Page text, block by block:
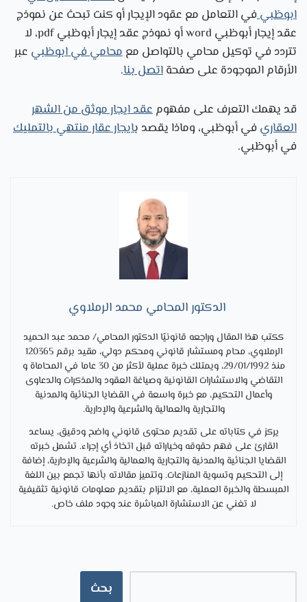
ابوظبيفي التعامل مع عقود الإيجار أو كنت تبحث عن نموذج
عقد إيجار أبوظبي word أو نموذج عقد إيجار أبوظبي pdf، لا
تتردد في توكيل محامي بالتواصل معمحامي في ابوظبي عبر
الأرقام الموجودة على صفحةاتصل بنا.
قد يهمك التعرف على مفهومعقد ايجار موثق من الشهر
العقاري في أبوظبي، وماذا يقصد بايجار عقار منتهي بالتمليك
في أبوظبي.
الدكتور المحامي محمد الرملاوي
ككتب هذا المقال وراجعه قانونيًا الدكتور المحامي/ محمد عبد الحميد
الرملاوي، محام ومستشار قانوني ومحكم دولي، مقيد برقم 120365
منذ 29/01/1992، ويمتلك خبرة عملية لأكثر من 30 عاما في المحاماة و
التقاضي والاستشارات القانونية وصياغة العقود والمذكرات والدعاوى
وأعمال التحكيم، مع خبرة واسعة في القضايا الجنائية والمدنية
والتجارية والعمالية والشرعية والإدارية.
يركز في كتاباته على تقديم محتوى قانوني واضح ودقيق، يساعد
القارئ على فهم حقوقه وخياراته قبل اتخاذ أي إجراء. تشمل خبرته
القضايا الجنائية والمدنية والتجارية والعمالية والشرعية والإدارية، إضافة
إلى التحكيم وتسوية المنازعات. وتتميز مقالاته بأنها تجمع بين اللغة
المبسطة والخبرة العملية، مع الالتزام بتقديم معلومات قانونية تثقيفية
لا تغني عن الاستشارة المباشرة عند وجود ملف خاص.
بحث